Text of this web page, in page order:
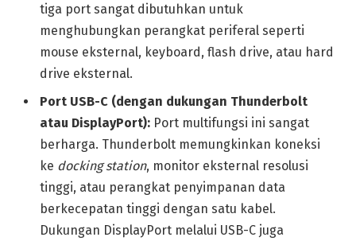
tiga port sangat dibutuhkan untuk
menghubungkan perangkat periferal seperti
mouse eksternal, keyboard, flash drive, atau hard
drive eksternal.
Port USB-C (dengan dukungan Thunderbolt
atau DisplayPort): Port multifungsi ini sangat
berharga. Thunderbolt memungkinkan koneksi
ke docking station, monitor eksternal resolusi
tinggi, atau perangkat penyimpanan data
berkecepatan tinggi dengan satu kabel.
Dukungan DisplayPort melalui USB-C juga